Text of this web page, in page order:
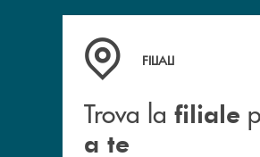
Trova la filiale più vicina a
FILIALI
Trova la filiale
a te